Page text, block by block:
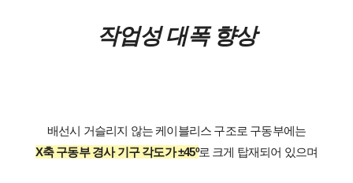
작업성 대폭 향상
배선시 거슬리지 않는 케이블리스 구조로 구동부에는
X축 구동부 경사 기구 각도가 ±45º로 크게 탑재되어 있으며